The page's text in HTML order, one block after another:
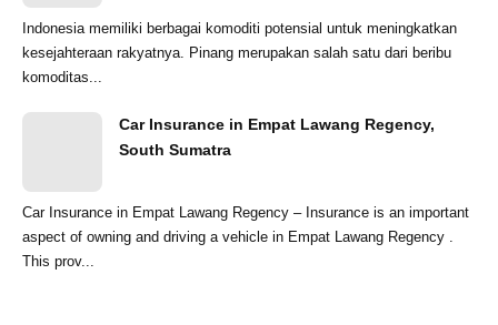
Indonesia memiliki berbagai komoditi potensial untuk meningkatkan
kesejahteraan rakyatnya. Pinang merupakan salah satu dari beribu
komoditas...
Car Insurance in Empat Lawang Regency,
South Sumatra
Car Insurance in Empat Lawang Regency – Insurance is an important
aspect of owning and driving a vehicle in Empat Lawang Regency .
This prov...